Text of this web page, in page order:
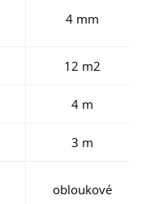
4 mm
12 m2
4 m
3 m
obloukové